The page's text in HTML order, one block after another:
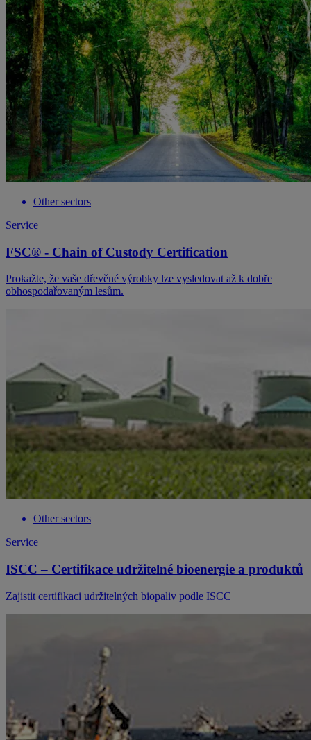
Other sectors
Service
FSC® - Chain of Custody Certification
Prokažte, že vaše dřevěné výrobky lze vysledovat až k dobře
obhospodařovaným lesům.
Other sectors
Service
ISCC – Certifikace udržitelné bioenergie a produktů
Zajistit certifikaci udržitelných biopaliv podle ISCC